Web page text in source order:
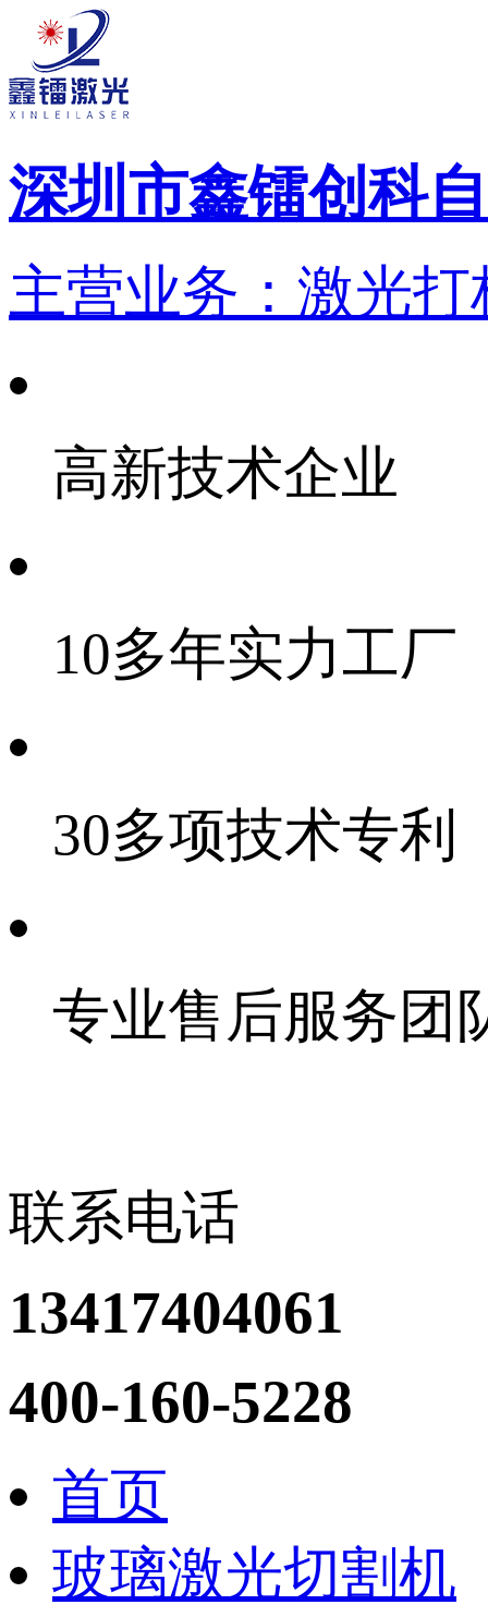
深圳市鑫镭创科
主营业务：激光
高新技术企业
10多年实力工厂
30多项技术专利
专业售后服务团
联系电话
13417404061
400-160-5228
首页
玻璃激光切割机